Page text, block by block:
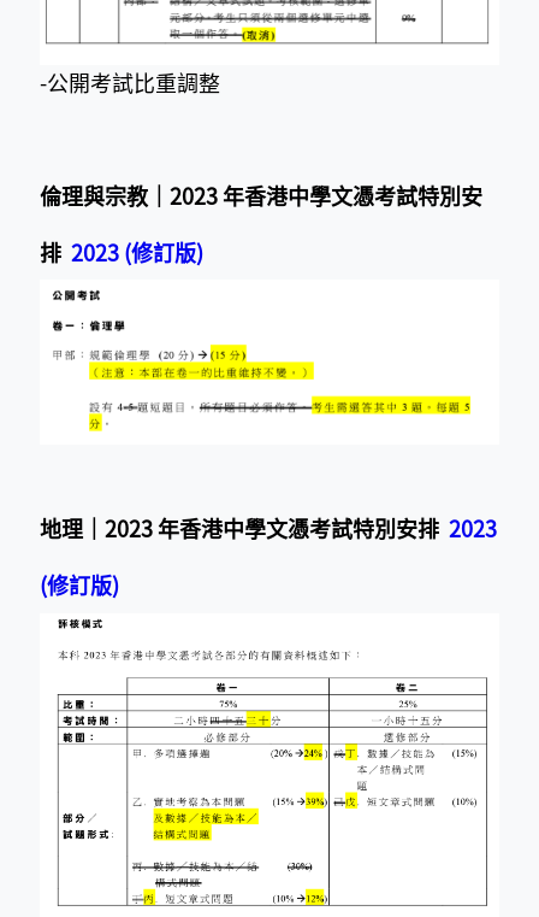
-公開考試比重調整
倫理與宗教｜2023 年香港中學文憑考試特別安
排 2023 (修訂版)
地理｜2023 年香港中學文憑考試特別安排 2023
(修訂版)